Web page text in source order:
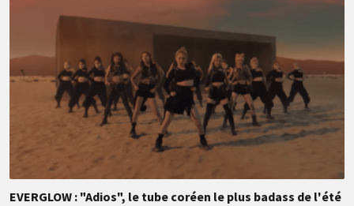
EVERGLOW : "Adios", le tube coréen le plus badass de l'été